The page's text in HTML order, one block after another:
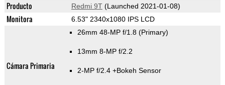
Producto Redmi 9T(Launched 2021-01-08)
Monitora 6.53" 2340x1080 IPS LCD
Cámara Primaria
26mm 48-MP f/1.8 (Primary)
13mm 8-MP f/2.2
2-MP f/2.4 +Bokeh Sensor